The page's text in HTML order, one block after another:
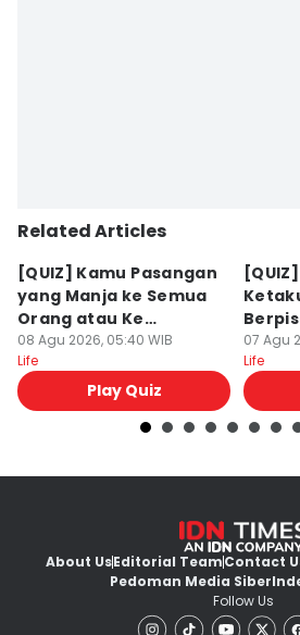
Related Articles
[QUIZ] Kamu Pasangan
yang Manja ke Semua
Orang atau Ke
Pasangan Aja?
08 Agu 2026, 05:40 WIB
Life
Play Quiz
Lain
07 Agu
Life
About UsEditorial TeamContact
Pedoman Media Siber
Follow Us